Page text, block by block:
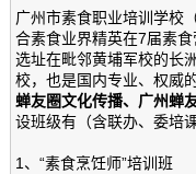
广州市素食职业培训学校
合素食业界精英在7届素
选址在毗邻黄埔军校的长
校，也是国内专业、权威
蝉友圈文化传播、广州蝉
设班级有（含联办、委培
1、“素食烹饪师”培训班